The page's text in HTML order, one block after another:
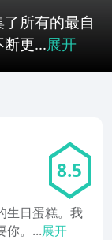
所有的最自
更...展开
8.5
生日蛋糕。我
你。...展开